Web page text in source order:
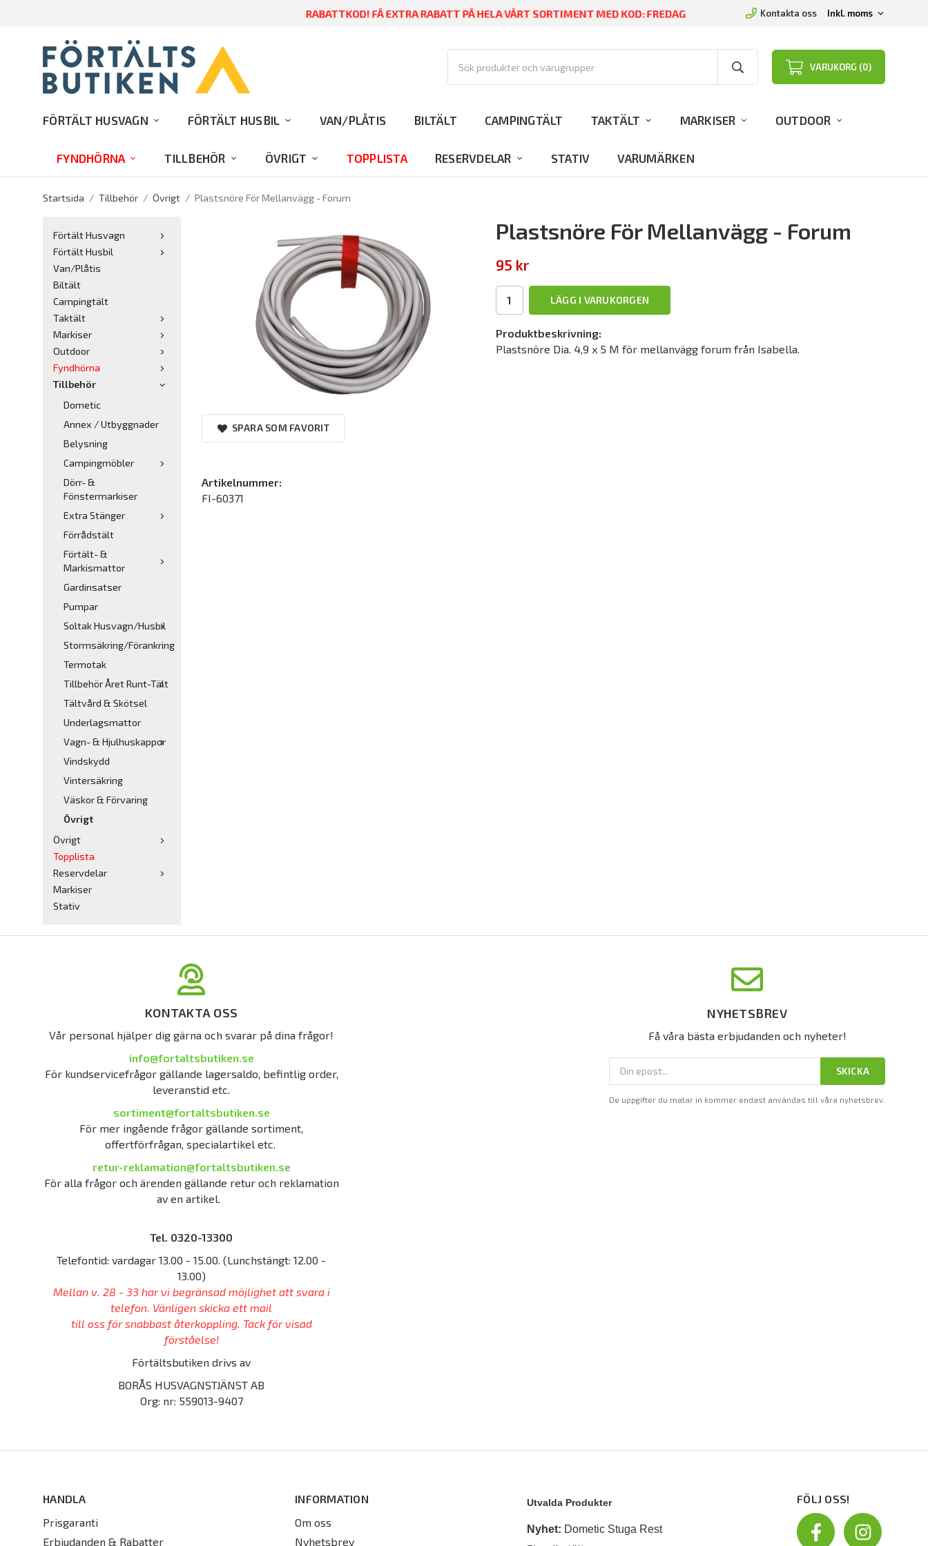
RABATTKOD! FÅ EXTRA RABATT PÅ HELA VÅRT SORTIMENT MED KOD: FREDAG Kontakta oss
VARUKORG (0)
FÖRTÄLT HUSVAGN FÖRTÄLT HUSBIL VAN/PLÅTIS BILTÄLT CAMPINGTÄLT TAKTÄLT MARKISER OUTDOOR
FYNDHÖRNA TILLBEHÖR ÖVRIGT TOPPLISTA RESERVDELAR STATIV VARUMÄRKEN
Startsida / Tillbehör / Övrigt / Plastsnöre För Mellanvägg - Forum
Förtält Husvagn
Förtält Husbil
Van/Plåtis
Biltält
Campingtält
Taktält
Markiser
Outdoor
Fyndhörna
Tillbehör
Dometic
Annex / Utbyggnader
Belysning
Campingmöbler
Dörr- &
Fönstermarkiser
Extra Stänger
Förrådstält
Förtält- &
Markismattor
Gardinsatser
Pumpar
Soltak Husvagn/Husbil
Stormsäkring/Förankring
Termotak
Tillbehör Året Runt-Tält
Tältvård & Skötsel
Underlagsmattor
Vagn- & Hjulhuskappor
Vindskydd
Vintersäkring
Väskor & Förvaring
Övrigt
Övrigt
Topplista
Reservdelar
Markiser
Stativ
Plastsnöre För Mellanvägg - Forum
95 kr
LÄGG I VARUKORGEN
Produktbeskrivning:
Plastsnöre Dia. 4,9 x 5 M för mellanvägg forum från Isabella.
SPARA SOM FAVORIT
Artikelnummer:
FI-60371
KONTAKTA OSS
Vår personal hjälper dig gärna och svarar på dina frågor!
info@fortaltsbutiken.se
För kundservicefrågor gällande lagersaldo, befintlig order,
leveranstid etc.
sortiment@fortaltsbutiken.se
För mer ingående frågor gällande sortiment,
offertförfrågan, specialartikel etc.
retur-reklamation@fortaltsbutiken.se
För alla frågor och ärenden gällande retur och reklamation
av en artikel.
Tel. 0320-13300
Telefontid: vardagar 13.00 - 15.00. (Lunchstängt: 12.00 -
13.00)
Mellan v. 28 - 33 har vi begränsad möjlighet att svara i
telefon. Vänligen skicka ett mail
till oss för snabbast återkoppling. Tack för visad
förståelse!
Förtältsbutiken drivs av
BORÅS HUSVAGNSTJÄNST AB
Org: nr: 559013-9407
NYHETSBREV
Få våra bästa erbjudanden och nyheter!
SKICKA
De uppgifter du matar in kommer endast användas till våra nyhetsbrev.
HANDLA
Prisgaranti
Erbjudanden & Rabatter
INFORMATION
Om oss
Nyhetsbrev
Utvalda Produkter
Nyhet: Dometic Stuga Rest
FÖLJ OSS!